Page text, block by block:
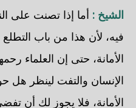
الشيخ : أما إذا تصنت على
فيه، لأن هذا من باب
الأمانة، حتى إن العلماء
الإنسان والتفت لينظر هل
الأمانة، فلا يجوز لك أن